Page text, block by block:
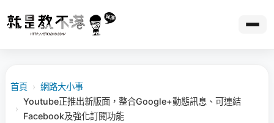
首頁 › 網路大小事
›
Youtube正推出新版面，整合Google+動態訊息、可連結
Facebook及強化訂閱功能